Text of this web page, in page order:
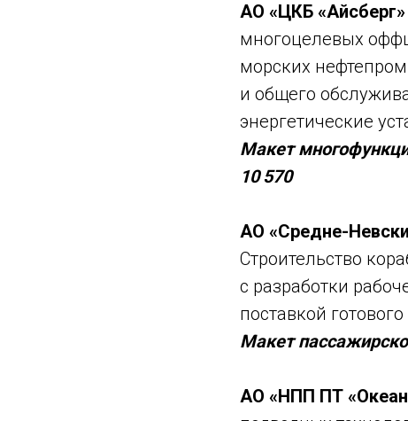
АО «ЦКБ «Айсберг»
многоцелевых
морских
и общего
энергетические
Макет
10 570
АО «Средне-
Строительство
с разработки
поставкой
Макет
АО «НПП ПТ